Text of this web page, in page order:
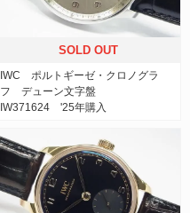
SOLD OUT
IWC ポルトギーゼ・クロノグラ
フ デューン文字盤
IW371624 '25年購入